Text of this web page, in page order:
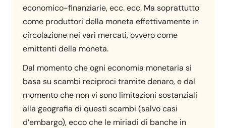
economico-finanziarie, ecc. ecc. Ma soprattutto
come produttori della moneta effettivamente in
circolazione nei vari mercati, ovvero come
emittenti della moneta.
Dal momento che ogni economia monetaria si
basa su scambi reciproci tramite denaro, e dal
momento che non vi sono limitazioni sostanziali
alla geografia di questi scambi (salvo casi
d’embargo), ecco che le miriadi di banche in